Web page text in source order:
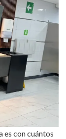
es con cuántos